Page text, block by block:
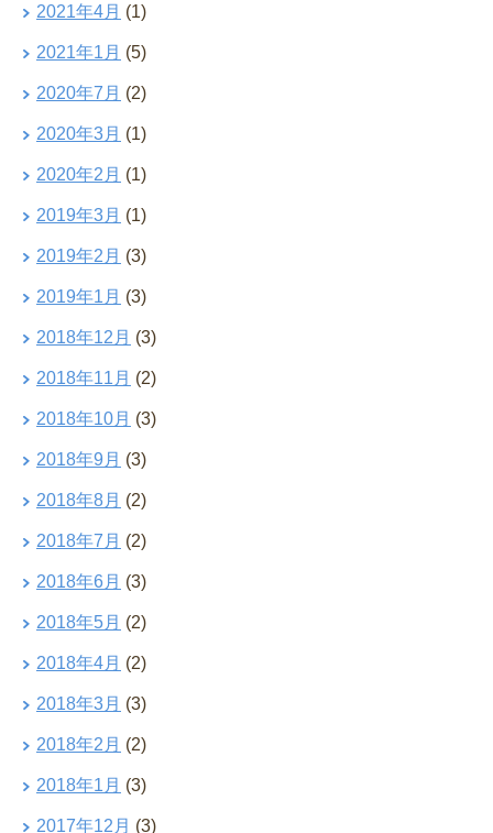
2021年4月 (1)
2021年1月 (5)
2020年7月 (2)
2020年3月 (1)
2020年2月 (1)
2019年3月 (1)
2019年2月 (3)
2019年1月 (3)
2018年12月 (3)
2018年11月 (2)
2018年10月 (3)
2018年9月 (3)
2018年8月 (2)
2018年7月 (2)
2018年6月 (3)
2018年5月 (2)
2018年4月 (2)
2018年3月 (3)
2018年2月 (2)
2018年1月 (3)
2017年12月 (3)